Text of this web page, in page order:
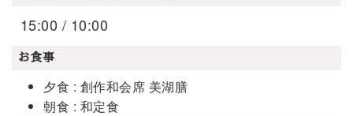
15:00 / 10:00
お食事
夕食 : 創作和会席 美湖膳
朝食 : 和定食